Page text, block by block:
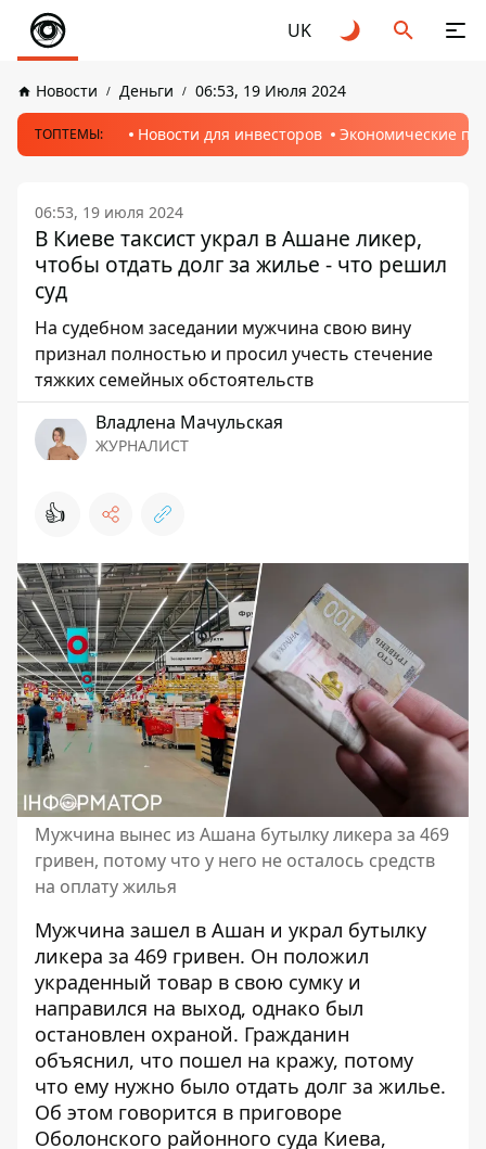
UK
Новости Деньги 06:53, 19 Июля 2024
ТОПТЕМЫ: Новости для инвесторов Экономические
06:53, 19 июля 2024
В Киеве таксист украл в Ашане ликер,
чтобы отдать долг за жилье - что решил
суд
На судебном заседании мужчина свою вину
признал полностью и просил учесть стечение
тяжких семейных обстоятельств
Владлена Мачульская
ЖУРНАЛИСТ
👍
Мужчина вынес из Ашана бутылку ликера за 469
гривен, потому что у него не осталось средств
на оплату жилья
Мужчина зашел в Ашан и украл бутылку
ликера за 469 гривен. Он положил
украденный товар в свою сумку и
направился на выход, однако был
остановлен охраной. Гражданин
объяснил, что пошел на кражу, потому
что ему нужно было отдать долг за жилье.
Об этом говорится в приговоре
Оболонского районного суда Киева,